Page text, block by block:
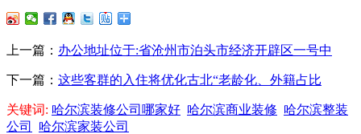
上一篇： 办公地址位于:省沧州市泊头市经济开辟区一号中
下一篇： 这些客群的入住将优化古北“老龄化、外籍占比
关键词: 哈尔滨装修公司哪家好 哈尔滨商业装修 哈尔滨整装
公司
哈尔滨家装公司